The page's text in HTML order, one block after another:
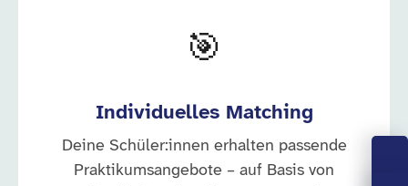
🎯
Individuelles Matching
Deine Schüler:innen erhalten passende
Praktikumsangebote – auf Basis von